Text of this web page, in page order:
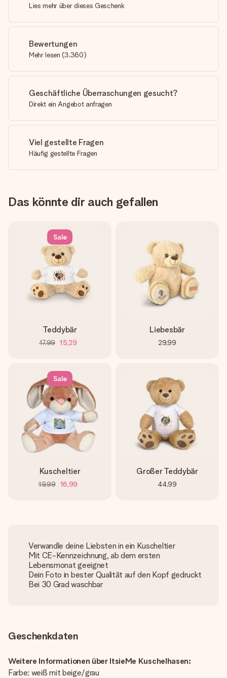
Lies mehr über dieses Geschenk
Bewertungen
Mehr lesen (3,360)
Geschäftliche Überraschungen gesucht?
Direkt ein Angebot anfragen
Viel gestellte Fragen
Häufig gestellte Fragen
Das könnte dir auch gefallen
Sale
Teddybär
17,99 15,29
Liebesbär
29,99
Sale
Kuscheltier
19,99 16,99
Großer Teddybär
44,99
Verwandle deine Liebsten in ein Kuscheltier
Mit CE-Kennzeichnung, ab dem ersten
Lebensmonat geeignet
Dein Foto in bester Qualität auf den Kopf gedruckt
Bei 30 Grad waschbar
Geschenkdaten
Weitere Informationen über ItsieMe Kuschelhasen:
Farbe: weiß mit beige/grau